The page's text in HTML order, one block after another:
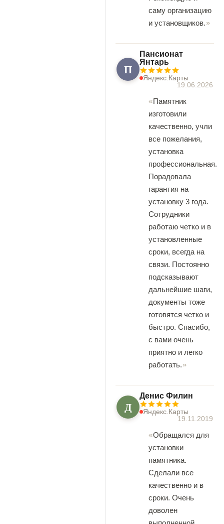
саму организацию
и установщиков.
П
Пансионат
Янтарь
Яндекс.Карты
19.06.2026
Памятник
изготовили
качественно, учли
все пожелания,
установка
профессиональная.
Порадовала
гарантия на
установку 3 года.
Сотрудники
работаю четко и в
установленные
сроки, всегда на
связи. Постоянно
подсказывают
дальнейшие шаги,
документы тоже
готовятся четко и
быстро. Спасибо,
с вами очень
приятно и легко
работать.
Д
Денис Филин
Яндекс.Карты
19.11.2019
Обращался для
установки
памятника.
Сделали все
качественно и в
сроки. Очень
доволен